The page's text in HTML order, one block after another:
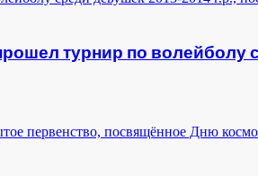
турнир по